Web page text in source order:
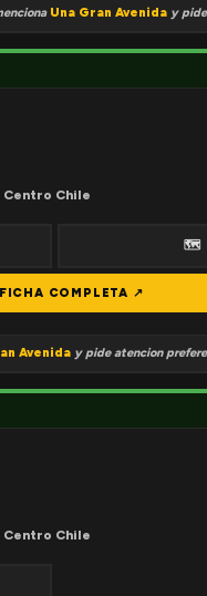
Una Gran Avenida y
Centro Chile
🗺
COMPLETA ↗
Avenida y pide atencion
Centro Chile